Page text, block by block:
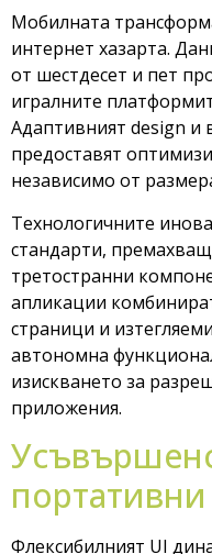
Мобилната
интернет хазарта.
от шестдесет и пет
игралните
Адаптивният design и
предоставят
независимо от
Технологичните
стандарти,
третостранни
апликации
страници и
автономна
изискването за
приложения.
Флексибилният UI